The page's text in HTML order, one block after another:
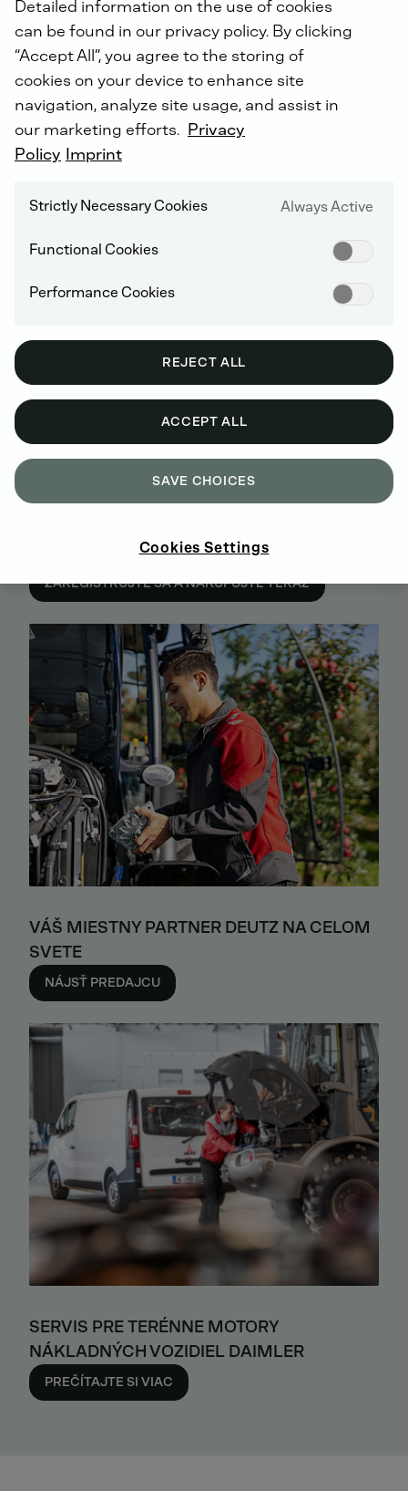
na diely DEUTZ !
DEUTZ ONLINE
ZAREGISTRUJTE SA A NAKUPUJTE TERAZ
VÁŠ MIESTNY PARTNER DEUTZ NA CELOM
SVETE
NÁJSŤ PREDAJCU
SERVIS PRE TERÉNNE MOTORY
NÁKLADNÝCH VOZIDIEL DAIMLER
PREČÍTAJTE SI VIAC
Detailed information on the use of cookies
can be found in our privacy policy. By clicking
“Accept All”, you agree to the storing of
cookies on your device to enhance site
navigation, analyze site usage, and assist in
our marketing efforts. Privacy
Policy Imprint
Strictly Necessary Cookies Always Active
Functional Cookies
Performance Cookies
REJECT ALL
ACCEPT ALL
SAVE CHOICES
Cookies Settings